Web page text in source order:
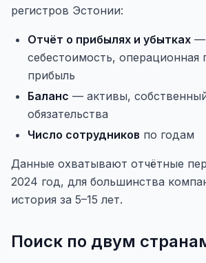
регистров Эстонии:
Отчёт о прибылях и убытках —
себестоимость, операционная
прибыль
Баланс — активы,
обязательства
Число сотрудников по годам
Данные охватывают отчётные
2024 год, для большинства
история за 5–15 лет.
Поиск по двум